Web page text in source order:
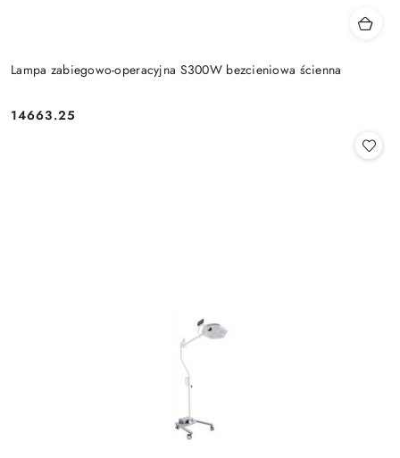
Lampa zabiegowo-operacyjna S300W bezcieniowa ścienna
Cena:
14663.25